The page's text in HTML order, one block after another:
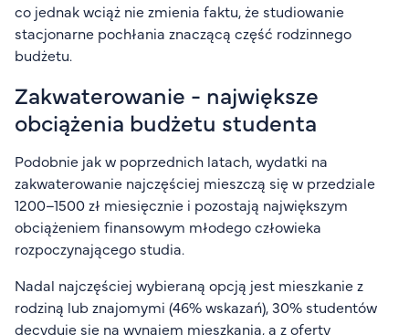
co jednak wciąż nie zmienia faktu, że studiowanie
stacjonarne pochłania znaczącą część rodzinnego
budżetu.
Zakwaterowanie - największe
obciążenia budżetu studenta
Podobnie jak w poprzednich latach, wydatki na
zakwaterowanie najczęściej mieszczą się w przedziale
1200–1500 zł miesięcznie i pozostają największym
obciążeniem finansowym młodego człowieka
rozpoczynającego studia.
Nadal najczęściej wybieraną opcją jest mieszkanie z
rodziną lub znajomymi (46% wskazań), 30% studentów
decyduje się na wynajem mieszkania, a z oferty